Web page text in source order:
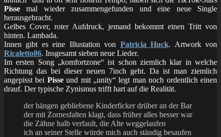
Pisse mal wieder zusammengefunden und eine neue Single
herausgebracht.
Gelbes Cover, roter Aufdruck, jemand bekommt einen Tritt von
hinten. Lambada.
Innen gibt es eine Illustation von Patricia Huck. Artwork von
Ricaletto86. Insgesamt sieben neue Lieder.
Im ersten Song „komfortzone“ ist schon ziemlich klar in welche
Richtung das bei dieser neuen 7inch geht. Da ist man ziemlich
angepisst bei Pisseund mit „unity“ legt man noch ordentlich einen
drauf. Der typische Zynismus trifft hart auf die Realität.
der hängen gebliebene Kinderficker drüber an der Bar
der mit Zornesfalten klagt, dass früher alles besser war
die Zähne halb verfault, die Alte weggelaufen
ich an seiner Stelle würde mich auch ständig besaufen